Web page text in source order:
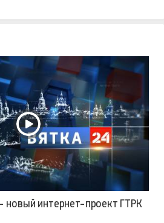
новый интернет-проект ГТРК